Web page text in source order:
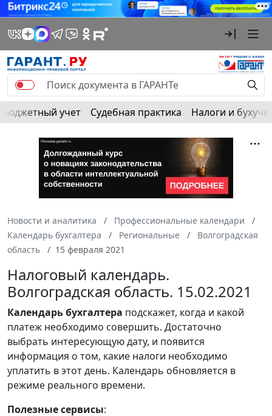
Бюджетный учет Судебная практика Налоги и
Новости и аналитика
Профессиональные календари
Календарь бухгалтера
Региональные
Волгоградская
область
15 февраля 2021
Налоговый календарь.
Волгоградская область. 15.02.2021
Календарьбухгалтера подскажет, когда и какой
платеж необходимо совершить. Достаточно
выбрать интересующую дату, и появится
информация о том, какие налоги необходимо
уплатить в этот день. Календарь обновляется в
режиме реального времени.
Полезные сервисы: